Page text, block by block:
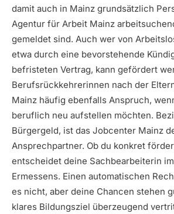
damit auch in Mainz grundsätzlich
Agentur für Arbeit Mainz
gemeldet sind. Auch wer von
etwa durch eine bevorstehende
befristeten Vertrag, kann gefördert
Berufsrückkehrerinnen nach der
Mainz häufig ebenfalls Anspruch,
beruflich neu aufstellen möchten.
Bürgergeld, ist das Jobcenter Mainz
Ansprechpartner. Ob du konkret
entscheidet deine Sachbearbeiterin
Ermessens. Einen automatischen
es nicht, aber deine Chancen stehen
klares Bildungsziel überzeugend